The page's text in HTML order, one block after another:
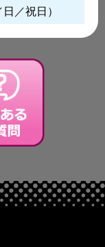
／祝日）